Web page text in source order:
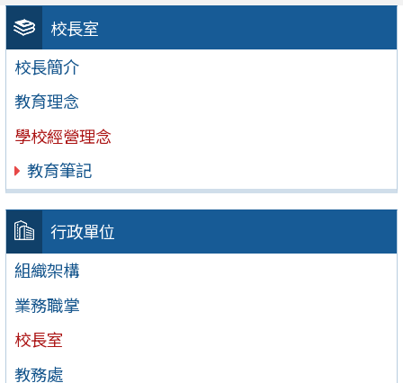
校長室
校長簡介
教育理念
學校經營理念
教育筆記
行政單位
組織架構
業務職掌
校長室
教務處